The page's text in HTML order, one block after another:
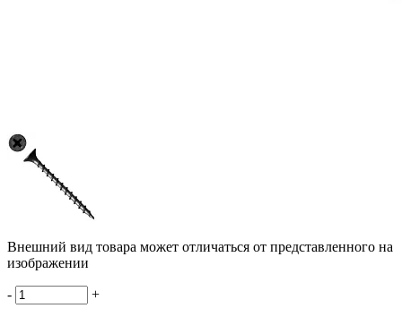
Внешний вид товара может отличаться от представленного на
изображении
- +